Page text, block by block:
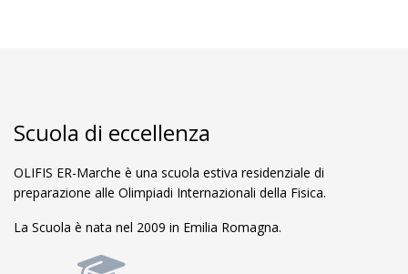
Scuola di eccellenza
OLIFIS ER-Marche è una scuola estiva residenziale di
preparazione alle Olimpiadi Internazionali della Fisica.
La Scuola è nata nel 2009 in Emilia Romagna.